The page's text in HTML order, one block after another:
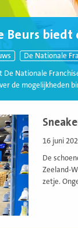
Beurs
De Nationale
Nationale
de mogelijkheden
16 juni
De
Zeeland-
zetje.